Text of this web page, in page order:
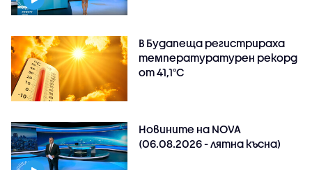
В Будапеща регистрираха
температуратурен рекорд
от 41,1°C
Новините на NOVA
(06.08.2026 - лятна късна)